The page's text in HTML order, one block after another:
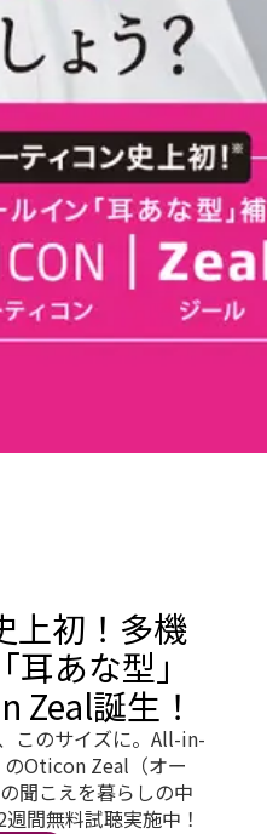
上初！多機
あな型」
誕生！
このサイズに。All-in-
Oticon Zeal（オー
聞こえを暮らしの中
間無料試聴実施中！